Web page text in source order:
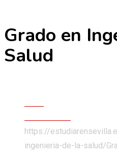
Skip
content
Grado en
Salud
https://
ingenieria-de-la-salud/